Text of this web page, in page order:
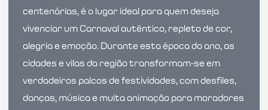
centenárias, é o lugar ideal para quem deseja
vivenciar um Carnaval autêntico, repleto de cor,
alegria e emoção. Durante esta época do ano, as
cidades e vilas da região transformam-se em
verdadeiros palcos de festividades, com desfiles,
danças, música e muita animação para moradores